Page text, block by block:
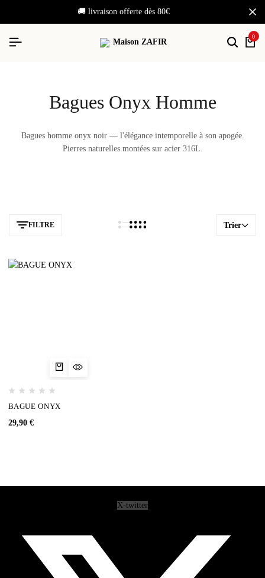
🚚 livraison offerte dès 80€
0
Bagues Onyx Homme
Bagues homme onyx noir — l'élégance intemporelle à son apogée.
Pierres naturelles montées sur acier 316L.
FILTRE Trier
BAGUE ONYX
29,90 €
X-twitter